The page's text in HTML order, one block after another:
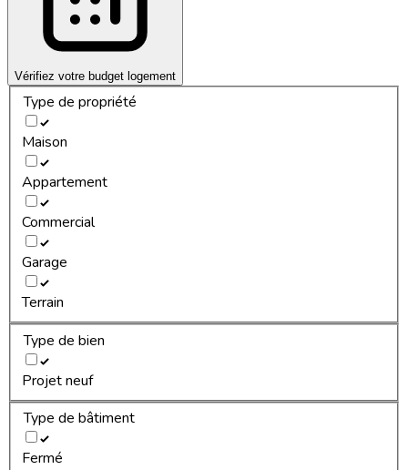
Vérifiez votre budget logement
Type de propriété
Maison
Appartement
Commercial
Garage
Terrain
Type de bien
Projet neuf
Type de bâtiment
Fermé